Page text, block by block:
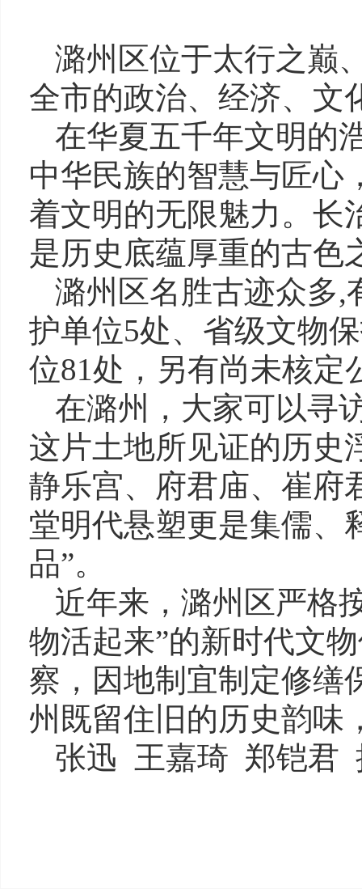
潞州区位于太行之巅
全市的政治、经济、文
在华夏五千年文明的
中华民族的智慧与匠心
着文明的无限魅力。长
是历史底蕴厚重的古色
潞州区名胜古迹众多,
护单位5处、省级文物
位81处，另有尚未核定
在潞州，大家可以寻
这片土地所见证的历史
静乐宫、府君庙、崔府
堂明代悬塑更是集儒、
品”。
近年来，潞州区严格
物活起来”的新时代文
察，因地制宜制定修缮
州既留住旧的历史韵味
张迅 王嘉琦 郑铠君